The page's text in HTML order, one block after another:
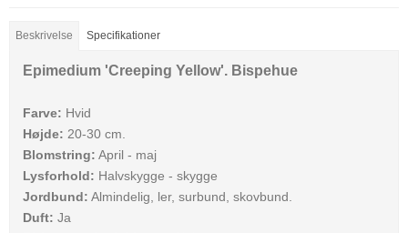
Beskrivelse Specifikationer
Epimedium 'Creeping Yellow'. Bispehue
Farve: Hvid
Højde: 20-30 cm.
Blomstring: April - maj
Lysforhold: Halvskygge - skygge
Jordbund: Almindelig, ler, surbund, skovbund.
Duft: Ja